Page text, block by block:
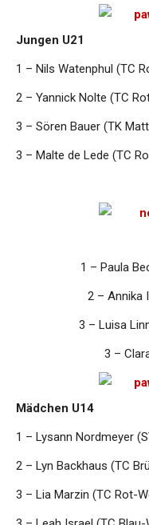
Jungen U21
1 – Nils Watenphul (TC
2 – Yannick Nolte (TC
3 – Sören Bauer (TK
3 – Malte de Lede (TC
1 – Paula
2 – Annika
3 – Luisa
3 –
Mädchen U14
1 – Lysann Nordmeyer
2 – Lyn Backhaus (TC
3 – Lia Marzin (TC Rot-